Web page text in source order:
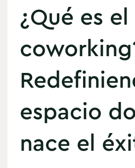
¿Qué es el
espacio
nace el